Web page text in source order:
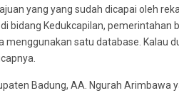
yang yang sudah dicapai oleh
bidang Kedukcapilan, pemerintahan
menggunakan satu database. Kalau
Badung, AA. Ngurah